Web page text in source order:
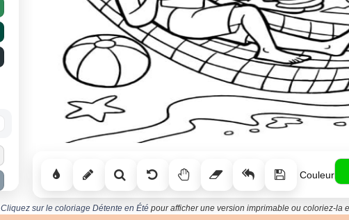
Couleur
Cliquez sur le coloriage Détente en Été pour afficher une version imprimable ou coloriez-la